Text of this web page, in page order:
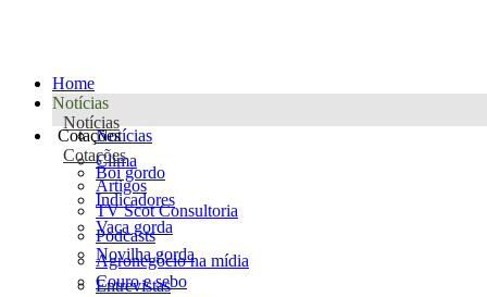
Home
Notícias
Notícias
Notícias
Clima
Artigos
TV Scot Consultoria
Podcasts
Agronegócio na mídia
Entrevistas
Cotações
Cotações
Boi gordo
Indicadores
Vaca gorda
Novilha gorda
Couro e sebo